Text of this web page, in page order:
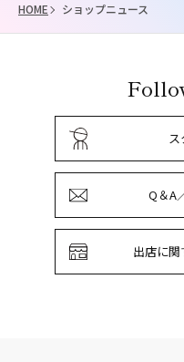
HOME ショップニュース
ス
Q＆A
出店に